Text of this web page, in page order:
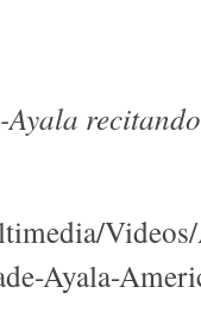
Ayala-